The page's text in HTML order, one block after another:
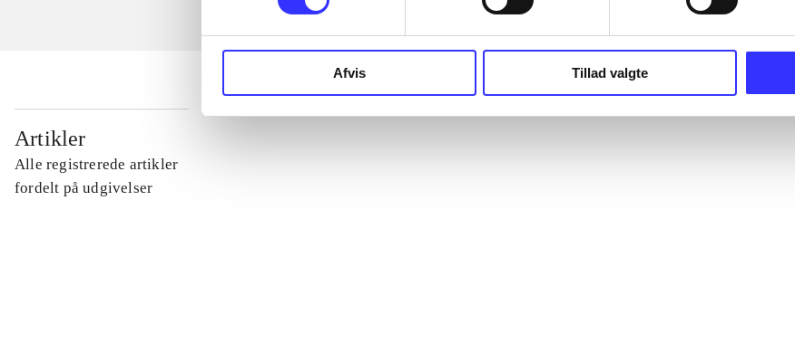
Afvis Tillad valgte
Artikler
Alle registrerede artikler
fordelt på udgivelser